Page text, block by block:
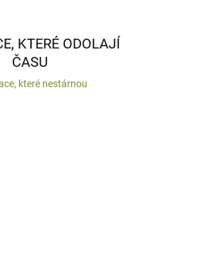
KTERÉ ODOLAJÍ
ČASU
které nestárnou